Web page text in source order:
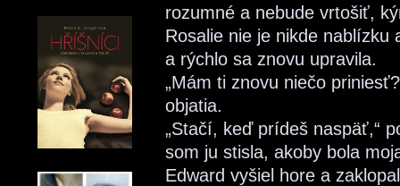
rozumné a nebude vrtošiť,
Rosalie nie je nikde nablízku
a rýchlo sa znovu upravila.
„Mám ti znovu niečo
objatia.
„Stačí, keď prídeš naspäť,“
som ju stisla, akoby bola
Edward vyšiel hore a